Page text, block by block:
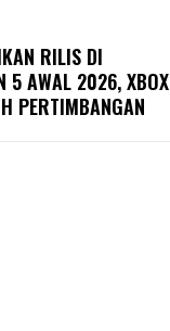
RILIS DI
5 AWAL 2026, XBOX
PERTIMBANGAN